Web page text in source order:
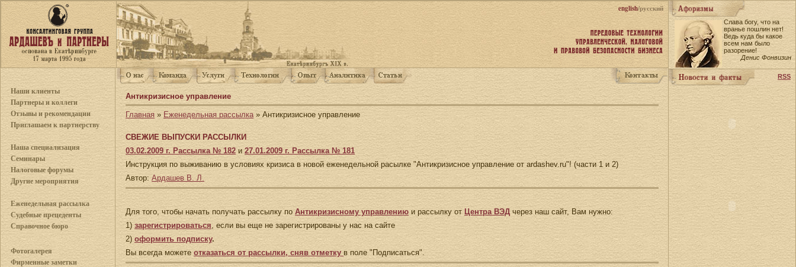
english/русский
Наши клиенты
Партнеры и коллеги
Отзывы и рекомендации
Приглашаем к партнерству
Наша специализация
Семинары
Налоговые форумы
Другие мероприятия
Еженедельная рассылка
Судебные прецеденты
Справочное бюро
Фотогалерея
Фирменные заметки
Антикризисное управление
Главная » Еженедельная рассылка » Антикризисное управление
СВЕЖИЕ ВЫПУСКИ РАССЫЛКИ
03.02.2009 г. Рассылка № 182 и27.01.2009 г. Рассылка № 181
Инструкция по выживанию в условиях кризиса в новой еженедельной расылке "Антикризисное управление от ardashev.ru"! (части 1 и 2)
Автор: Ардашев В. Л.
Для того, чтобы начать получать рассылку поАнтикризисному управлению и рассылку от Центра ВЭД через наш сайт, Вам нужно:
1)зарегистрироваться , если вы еще не зарегистрированы у нас на сайте
2)оформить подписку.
Вы всегда можете отказаться от рассылки, сняв отметку в поле "Подписаться".
Слава богу, что на
вранье пошлин нет!
Ведь куда бы какое
всем нам было
разорение!
Денис Фонвизин
RSS